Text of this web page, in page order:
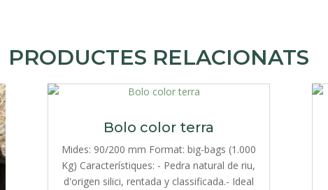
PRODUCTES RELACIONATS
Bolo color terra
Mides: 90/200 mm Format: big-bags (1.000
Kg) Característiques: - Pedra natural de riu,
d'origen silici, rentada y classificada.- Ideal